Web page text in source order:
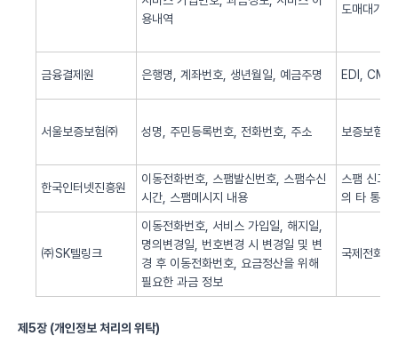
용내역
도매대가
금융결제원 은행명, 계좌번호, 생년월일, 예금주명 EDI, CMS
서울보증보험㈜ 성명, 주민등록번호, 전화번호, 주소 보증보험
한국인터넷진흥원
이동전화번호, 스팸발신번호, 스팸수신
시간, 스팸메시지 내용
스팸 신고
의 타 통신
㈜SK텔링크
이동전화번호, 서비스 가입일, 해지일,
명의변경일, 번호변경 시 변경일 및 변
경 후 이동전화번호, 요금정산을 위해
필요한 과금 정보
국제전화
제5장 (개인정보 처리의 위탁)